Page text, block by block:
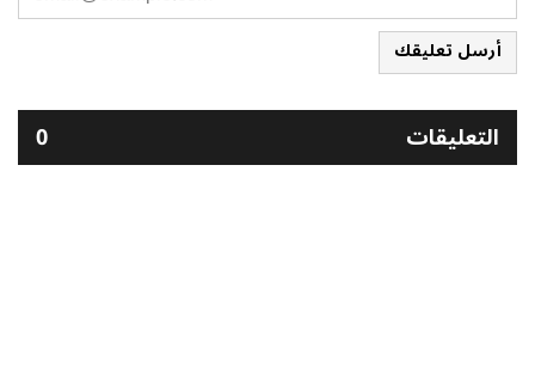
أرسل تعليقك
التعليقات 0